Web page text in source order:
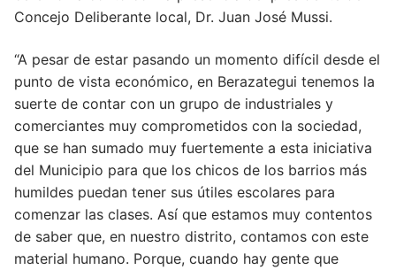
Concejo Deliberante local, Dr. Juan José Mussi.
“A pesar de estar pasando un momento difícil desde el
punto de vista económico, en Berazategui tenemos la
suerte de contar con un grupo de industriales y
comerciantes muy comprometidos con la sociedad,
que se han sumado muy fuertemente a esta iniciativa
del Municipio para que los chicos de los barrios más
humildes puedan tener sus útiles escolares para
comenzar las clases. Así que estamos muy contentos
de saber que, en nuestro distrito, contamos con este
material humano. Porque, cuando hay gente que